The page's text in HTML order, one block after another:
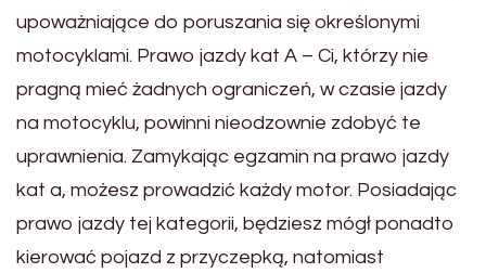
upoważniające do poruszania się określonymi
motocyklami. Prawo jazdy kat A – Ci, którzy nie
pragną mieć żadnych ograniczeń, w czasie jazdy
na motocyklu, powinni nieodzownie zdobyć te
uprawnienia. Zamykając egzamin na prawo jazdy
kat a, możesz prowadzić każdy motor. Posiadając
prawo jazdy tej kategorii, będziesz mógł ponadto
kierować pojazd z przyczepką, natomiast